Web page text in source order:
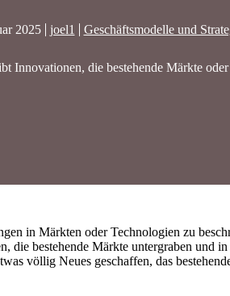
2025 joel1 Geschäftsmodelle und
Innovationen, die bestehende Märkte
in Märkten oder Technologien zu
bestehende Märkte untergraben und
völlig Neues geschaffen, das